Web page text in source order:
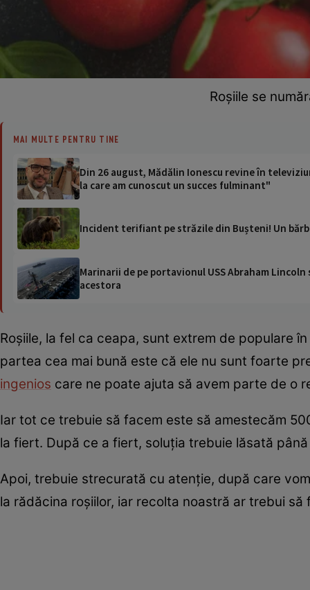
Roșiile se
MAI MULTE PENTRU TINE
Din 26 august, Mădălin Ionescu revine în
la care am cunoscut un succes fulminant"
Incident terifiant pe străzile din Bușteni! Un
Marinarii de pe portavionul USS Abraham
acestora
Roșiile, la fel ca ceapa, sunt extrem de populare
partea cea mai bună este că ele nu sunt foarte
ingenios care ne poate ajuta să avem parte de o
Iar tot ce trebuie să facem este să amestecăm
la fiert. După ce a fiert, soluția trebuie lăsată
Apoi, trebuie strecurată cu atenție, după care
la rădăcina roșiilor, iar recolta noastră ar trebui